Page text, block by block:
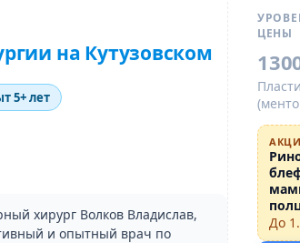
на Кутузовском
5+ лет
хирург Волков Владислав,
и опытный врач по
ЦЕНЫ
До